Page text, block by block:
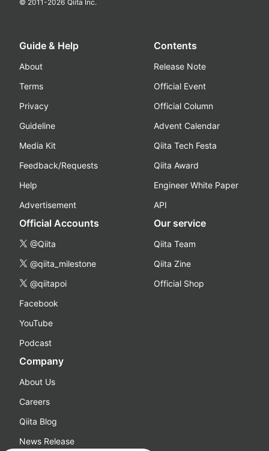
© 2011-2026 Qiita Inc.
Guide & Help
About
Terms
Privacy
Guideline
Media Kit
Feedback/Requests
Help
Advertisement
Contents
Release Note
Official Event
Official Column
Advent Calendar
Qiita Tech Festa
Qiita Award
Engineer White Paper
API
Official Accounts
@Qiita
@qiita_milestone
@qiitapoi
Facebook
YouTube
Podcast
Our service
Qiita Team
Qiita Zine
Official Shop
Company
About Us
Careers
Qiita Blog
News Release